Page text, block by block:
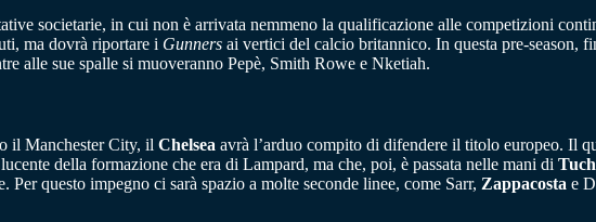
societarie, in cui non è arrivata nemmeno la qualificazione alle competizioni
ma dovrà riportare i Gunners ai vertici del calcio britannico. In questa pre-season,
alle sue spalle si muoveranno Pepè, Smith Rowe e Nketiah.
il Manchester City, il Chelsea avrà l’arduo compito di difendere il titolo europeo. Il
della formazione che era di Lampard, ma che, poi, è passata nelle mani di
questo impegno ci sarà spazio a molte seconde linee, come Sarr, Zappacosta e